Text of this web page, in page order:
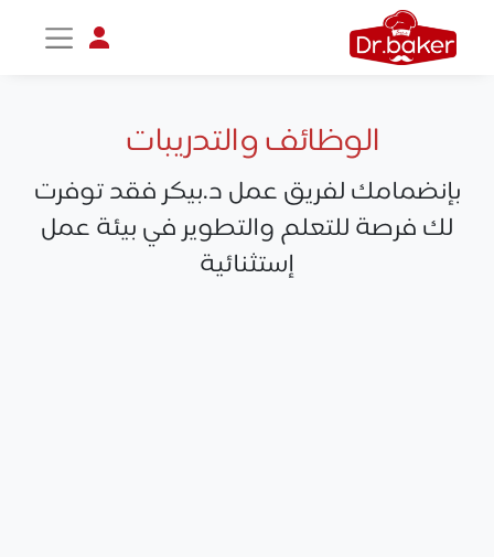
الوظائف والتدريبات
بإنضمامك لفريق عمل د.بيكر فقد توفرت
لك فرصة للتعلم والتطوير في بيئة عمل
إستثنائية